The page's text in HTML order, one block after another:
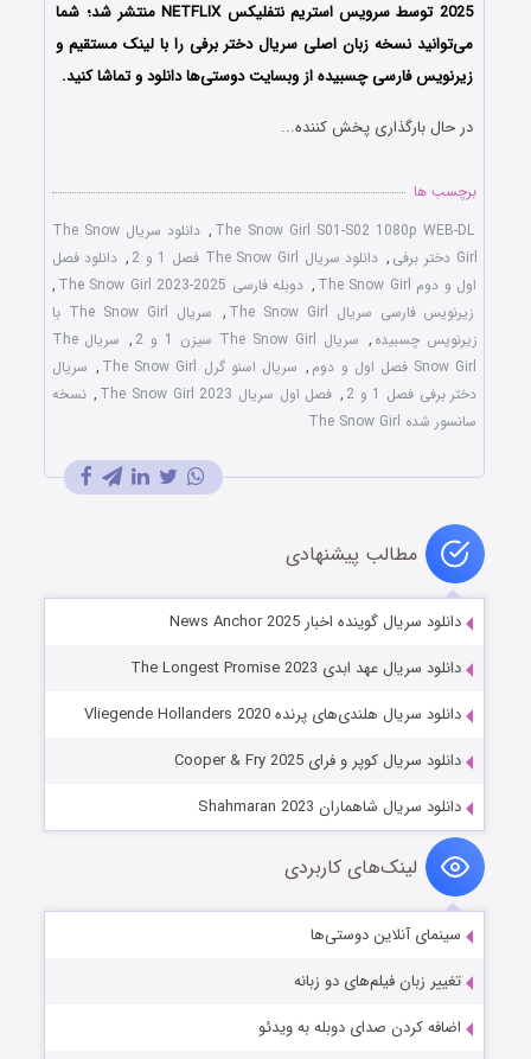
2025 توسط سرویس استریم نتفلیکس NETFLIX منتشر شد؛ شما
می‌توانید نسخه زبان اصلی سریال دختر برفی را با لینک مستقیم و
زیرنویس فارسی چسبیده از وبسایت دوستی‌ها دانلود و تماشا کنید.
در حال بارگذاری پخش کننده...
برچسب ها
The Snow Girl S01-S02 1080p WEB-DL
,
دانلود سریال The Snow
Girl دختر برفی
, دانلود سریال The Snow Girl فصل 1 و 2 , دانلود فصل
اول و دوم The Snow Girl
, دوبله فارسی The Snow Girl 2023-2025
,
زیرنویس فارسی سریال The Snow Girl
,
سریال The Snow Girl با
زیرنویس چسبیده , سریال The Snow Girl سیزن 1 و 2 ,
سریال The
Snow Girl فصل اول و دوم
, سریال اسنو گرل The Snow Girl , سریال
دختر برفی فصل 1 و 2
, فصل اول سریال The Snow Girl 2023 , نسخه
سانسور شده The Snow Girl
مطالب پیشنهادی
دانلود سریال گوینده اخبار News Anchor 2025
دانلود سریال عهد ابدی The Longest Promise 2023
دانلود سریال هلندی‌های پرنده Vliegende Hollanders 2020
دانلود سریال کوپر و فرای Cooper & Fry 2025
دانلود سریال شاهماران Shahmaran 2023
لینک‌های کاربردی
سینمای آنلاین دوستی‌ها
تغییر زبان فیلم‌های دو زبانه
اضافه کردن صدای دوبله به ویدئو